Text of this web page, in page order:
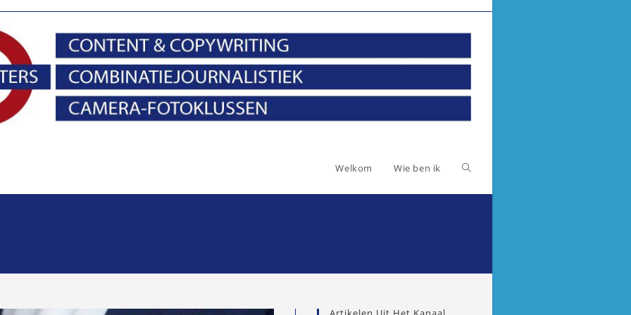
Welkom Wie ben ik Toggle
zoeken